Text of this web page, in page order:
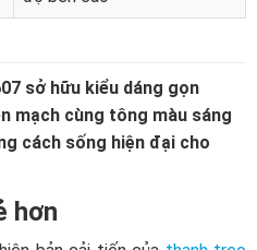
sở hữu kiểu dáng gọn
mạch cùng tông màu sáng
cách sống hiện đại cho
hơn